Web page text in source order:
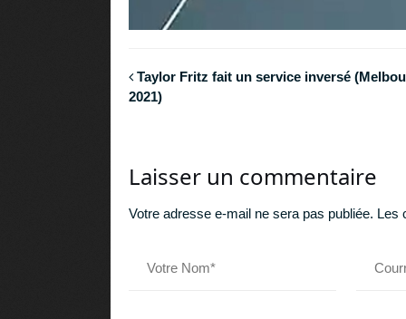
Taylor Fritz fait un service inversé
2021)
Laisser un commentaire
Votre adresse e-mail ne sera pas publiée. Les